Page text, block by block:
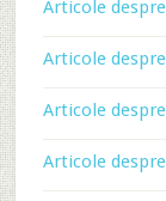
Articole
Articole
Articole
Articole